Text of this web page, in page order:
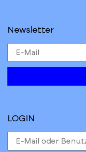
Newsletter
LOGIN